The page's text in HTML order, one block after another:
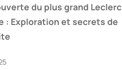
du plus grand Leclerc
: Exploration et secrets de